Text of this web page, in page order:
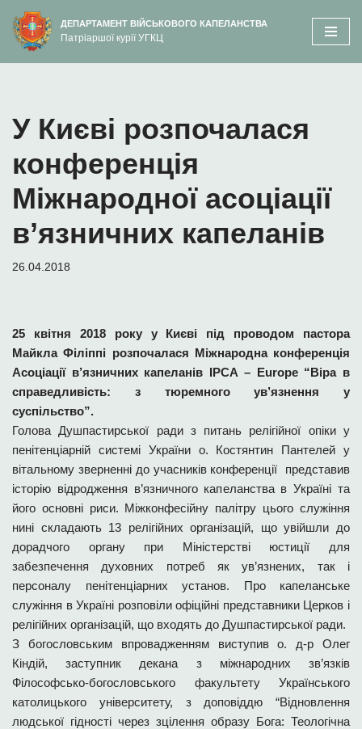
вмісту
Перейти
до
ДЕПАРТАМЕНТ ВІЙСЬКОВОГО КАПЕЛАНСТВА
Патріаршої курії УГКЦ
У Києві розпочалася
конференція
Міжнародної асоціації
в’язничних капеланів
26.04.2018
25 квітня 2018 року у Києві під проводом пастора
Майкла Філіппі розпочалася Міжнародна конференція
Асоціації в’язничних капеланів IPCA – Europe “Віра в
справедливість: з тюремного ув’язнення у
суспільство”.
Голова Душпастирської ради з питань релігійної опіки у
пенітенціарній системі України о. Костянтин Пантелей у
вітальному зверненні до учасників конференції представив
історію відродження в’язничного капеланства в Україні та
його основні риси. Міжконфесійну палітру цього служіння
нині складають 13 релігійних організацій, що увійшли до
дорадчого органу при Міністерстві юстиції для
забезпечення духовних потреб як ув’язнених, так і
персоналу пенітенціарних установ. Про капеланське
служіння в Україні розповіли офіційні представники Церков і
релігійних організацій, що входять до Душпастирської ради.
З богословським впровадженням виступив о. д-р Олег
Кіндій, заступник декана з міжнародних зв’язків
Філософсько-богословського факультету Українського
католицького університету, з доповіддю “Відновлення
людської гідності через зцілення образу Бога: Теологічна